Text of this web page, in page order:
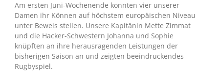
Am ersten Juni-Wochenende konnten vier unserer
Damen ihr Können auf höchstem europäischen Niveau
unter Beweis stellen. Unsere Kapitänin Mette Zimmat
und die Hacker-Schwestern Johanna und Sophie
knüpften an ihre herausragenden Leistungen der
bisherigen Saison an und zeigten beeindruckendes
Rugbyspiel.